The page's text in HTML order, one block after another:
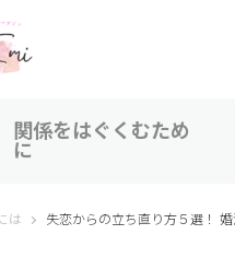
関係をはぐくむため
に
敵な出会いを応援するWEBマガジン
は 失恋からの立ち直り方５選！